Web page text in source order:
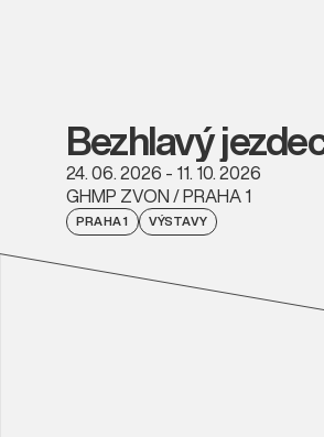
Bezhlavý
24. 06. 2026 - 11. 10. 2026
GHMP ZVON / PRAHA 1
PRAHA 1 VÝSTAVY